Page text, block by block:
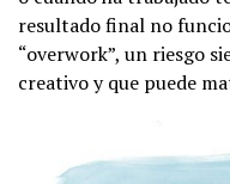
resultado final no
“overwork”, un riesgo
creativo y que puede